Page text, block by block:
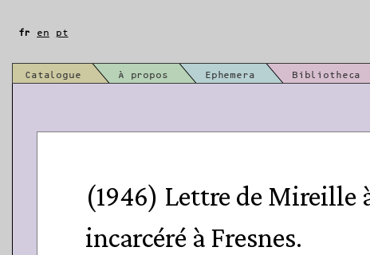
Catalogue À propos Ephemera Bibliotheca
fr en pt
(1946) Lettre de Mireille
incarcéré à Fresnes.